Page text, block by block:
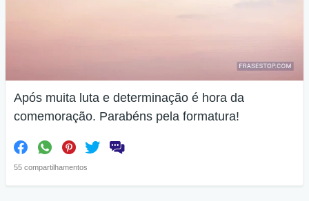
Após muita luta e determinação é hora da
comemoração. Parabéns pela formatura!
55 compartilhamentos